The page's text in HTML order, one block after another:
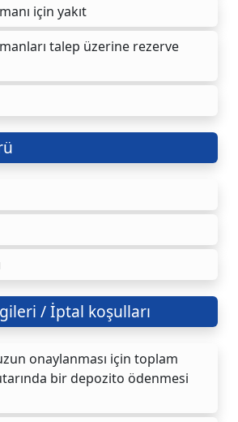
için yakıt
talep üzerine rezerve
/ İptal koşulları
onaylanması için toplam
bir depozito ödenmesi